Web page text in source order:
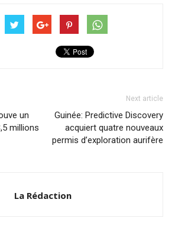
un
millions
Next article
Guinée: Predictive Discovery
acquiert quatre nouveaux
permis d’exploration aurifère
La Rédaction